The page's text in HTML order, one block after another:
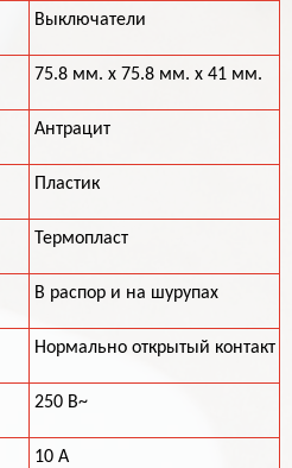
Выключатели
75.8 мм. х 75.8 мм. х 41 мм.
Антрацит
Пластик
Термопласт
В распор и на шурупах
Нормально открытый контакт
250 В~
10 А